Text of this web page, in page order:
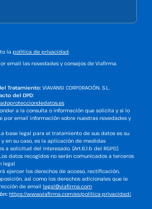
la política de privacidad.
email las novedades y consejos de Viafirma.
Tratamiento: VIAVANSI CORPORACIÓN, S.L.
del DPD:
a la consulta o información que solicita y si lo
por email información sobre nuestras novedades y
base legal para el tratamiento de sus datos es su
en su caso, es la aplicación de medidas
a solicitud del interesado. (Art.6.1.b del RGPD)
datos recogidos no serán comunicados a terceros
legal
ejercer los derechos de acceso, rectificación,
así como los derechos adicionales que le
de email legal@viafirma.com
https://www.viafirma.com/es/politica-privacidad/.